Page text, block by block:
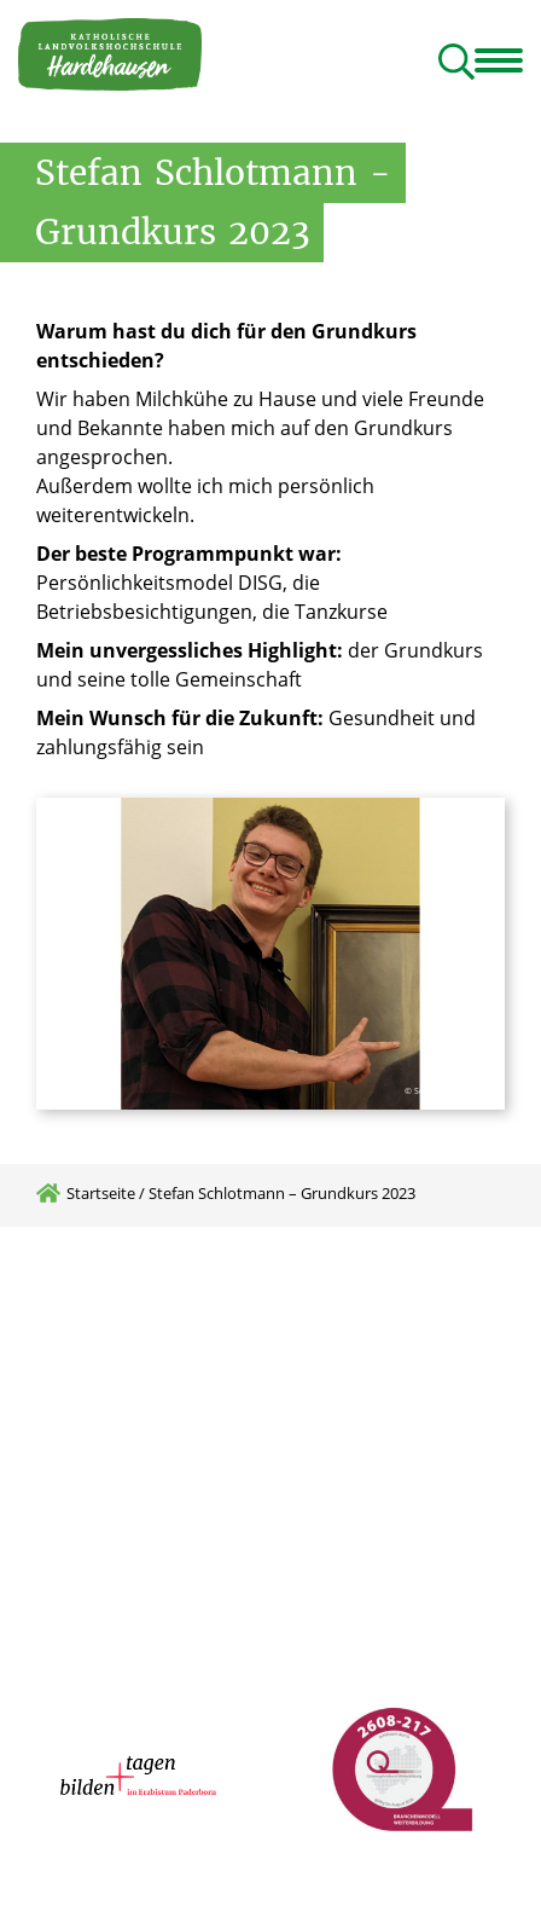
Stefan Schlotmann -
Grundkurs 2023
© Schlotmann Stefan
Warum hast du dich für den Grundkurs
entschieden?
Wir haben Milchkühe zu Hause und viele Freunde
und Bekannte haben mich auf den Grundkurs
angesprochen.
Außerdem wollte ich mich persönlich
weiterentwickeln.
Der beste Programmpunkt war:
Persönlichkeitsmodel DISG, die
Betriebsbesichtigungen, die Tanzkurse
Mein unvergessliches Highlight: der Grundkurs
und seine tolle Gemeinschaft
Mein Wunsch für die Zukunft: Gesundheit und
zahlungsfähig sein
Startseite/Stefan Schlotmann – Grundkurs 2023